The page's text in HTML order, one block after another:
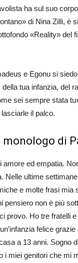
ha sul suo
di Nina Zilli, è
«Reality» del
e Egonu si
della tua infanzia, del
sei sempre stata
il palco.
monologo di
amore ed empatia.
Nelle ultime
e molte frasi mia
pensiero non è più
provo. Ho tre fratelli
felice
a 13 anni. Sogno
i miei genitori che mi